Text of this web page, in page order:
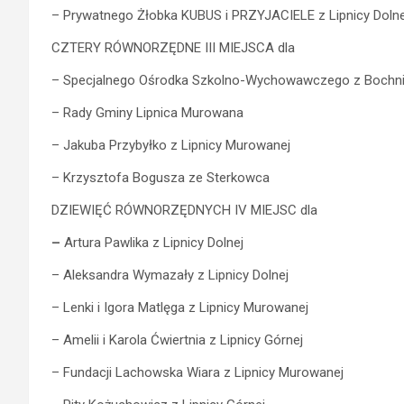
– Prywatnego Żłobka KUBUS i PRZYJACIELE z Lipnicy
CZTERY RÓWNORZĘDNE III MIEJSCA dla
– Specjalnego Ośrodka Szkolno-Wychowawczego z Bochni
– Rady Gminy Lipnica Murowana
– Jakuba Przybyłko z Lipnicy Murowanej
– Krzysztofa Bogusza ze Sterkowca
DZIEWIĘĆ RÓWNORZĘDNYCH IV MIEJSC dla
– Artura Pawlika z Lipnicy Dolnej
– Aleksandra Wymazały z Lipnicy Dolnej
– Lenki i Igora Matlęga z Lipnicy Murowanej
– Amelii i Karola Ćwiertnia z Lipnicy Górnej
– Fundacji Lachowska Wiara z Lipnicy Murowanej